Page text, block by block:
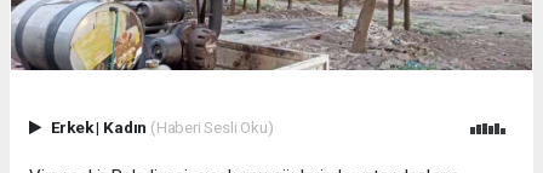
Erkek| Kadın (Haberi Sesli Oku)